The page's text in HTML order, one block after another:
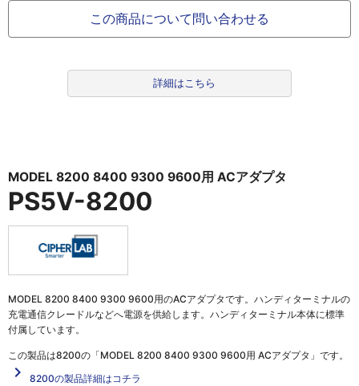
この商品について問い合わせる
詳細はこちら
MODEL 8200 8400 9300 9600用 ACアダプタ
PS5V-8200
MODEL 8200 8400 9300 9600用のACアダプタです。ハンディターミナルの
充電通信クレードルなどへ電源を供給します。ハンディターミナル本体に標準
付属しています。
この製品は8200の「MODEL 8200 8400 9300 9600用 ACアダプタ」 です。
navigate_next 8200の製品詳細はコチラ